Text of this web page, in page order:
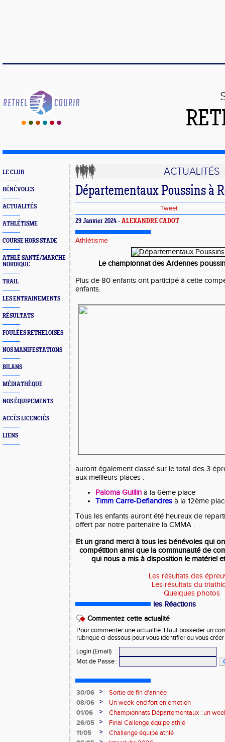
LE CLUB
BÉNÉVOLES
ACTUALITÉS
ATHLÉTISME
COURSE HORS STADE
ATHLÉ SANTÉ/MARCHE
NORDIQUE
TRAIL
LES ENTRAINEMENTS
RÉSULTATS
FOULÉES RETHELOISES
NOS MANIFESTATIONS
BILANS
MÉDIATHÈQUE
NOS ÉQUIPEMENTS
ACCÈS LICENCIÉS
LIENS
ACTUALITÉS
Départementaux Poussins à
Tweet
29 Janvier 2024 - ALEXANDRE CADOT
Athlétisme
Le championnat des Ardennes
Plus de 80 enfants ont participé à cette
enfants.
auront également classé sur le total des 3
aux meilleurs places :
Paloma Guillin à la 6ème place
Timm Carre-Deflandres à la 12ème
Tous les enfants auront été heureux de
offert par notre partenaire la CMMA .
Et un grand merci à tous les bénévoles qui
compétition ainsi que la communauté de
qui nous a mis à disposition le matériel
Les résultats des
Les résultats du
Quelques photos
les Réactions
Commentez cette actualité
Pour commenter une actualité il faut posséder un
rubrique ci-dessous pour vous identifier ou vous
Login (Email)
:
Mot de Passe :
30/06 >
Sortie de fin d'année
08/06
>
Un week-end fort en emotion
01/06
>
Championnats Départementaux : un
performances
26/05 >
Final Callenge équipe athlé
11/05
>
Challenge équipe athlé